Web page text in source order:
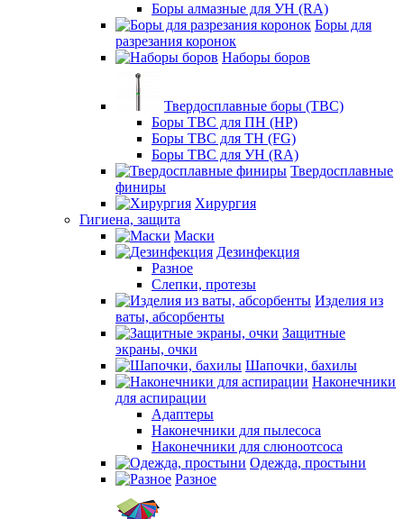
Боры алмазные для УН (RA)
Боры для
разрезания коронок
Наборы боров
Твердосплавные боры (ТВС)
Боры ТВС для ПН (HP)
Боры ТВС для ТН (FG)
Боры ТВС для УН (RA)
Твердосплавные
финиры
Хирургия
Гигиена, защита
Маски
Дезинфекция
Разное
Слепки, протезы
Изделия из
ваты, абсорбенты
Защитные
экраны, очки
Шапочки, бахилы
Наконечники
для аспирации
Адаптеры
Наконечники для пылесоса
Наконечники для слюноотсоса
Одежда, простыни
Разное